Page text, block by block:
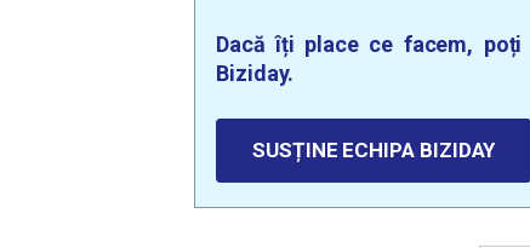
Dacă îți place ce facem,
Biziday.
SUSȚINE ECHIPA BIZIDAY